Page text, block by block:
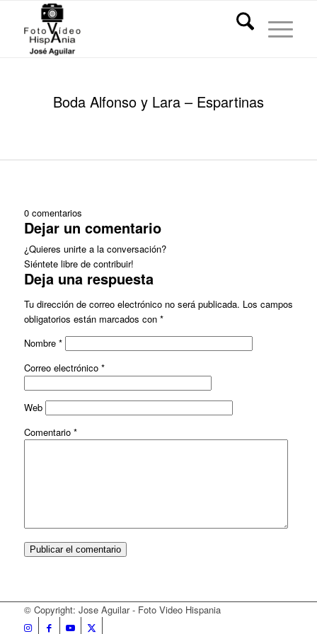
Boda Alfonso y Lara – Espartinas
0 comentarios
Dejar un comentario
¿Quieres unirte a la conversación?
Siéntete libre de contribuir!
Deja una respuesta
Tu dirección de correo electrónico no será publicada. Los campos
obligatorios están marcados con *
Nombre *
Correo electrónico *
Web
Comentario *
© Copyright: Jose Aguilar - Foto Video Hispania